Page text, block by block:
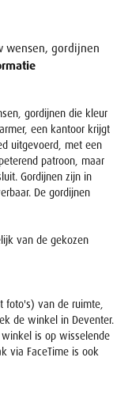
wensen, gordijnen
gordijnen die kleur
een kantoor krijgt
uitgevoerd, met een
patroon, maar
Gordijnen zijn in
De gordijnen
van de gekozen
foto's) van de ruimte,
de winkel in Deventer.
is op wisselende
via FaceTime is ook